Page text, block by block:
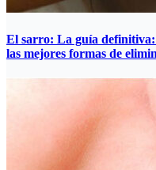
El sarro: La guía
las mejores formas de